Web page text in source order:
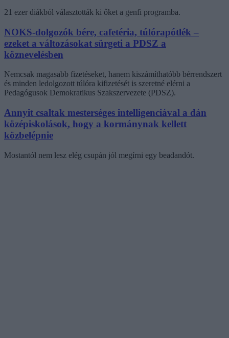
21 ezer diákból választották ki őket a genfi programba.
NOKS-dolgozók bére, cafetéria, túlórapótlék –
ezeket a változásokat sürgeti a PDSZ a
köznevelésben
Nemcsak magasabb fizetéseket, hanem kiszámíthatóbb bérrendszert
és minden ledolgozott túlóra kifizetését is szeretné elérni a
Pedagógusok Demokratikus Szakszervezete (PDSZ).
Annyit csaltak mesterséges intelligenciával a dán
középiskolások, hogy a kormánynak kellett
közbelépnie
Mostantól nem lesz elég csupán jól megírni egy beadandót.